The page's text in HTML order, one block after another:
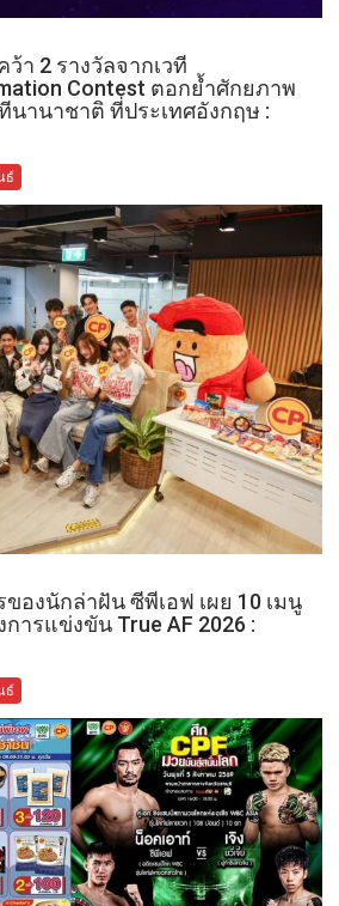
ว้า 2 รางวัลจากเวที
Contest ตอกย้ำศักยภาพ
นานาชาติ ที่ประเทศอังกฤษ :
ธ์
องนักล่าฝัน ซีพีเอฟ เผย 10 เมนู
ารแข่งขัน True AF 2026 :
ธ์